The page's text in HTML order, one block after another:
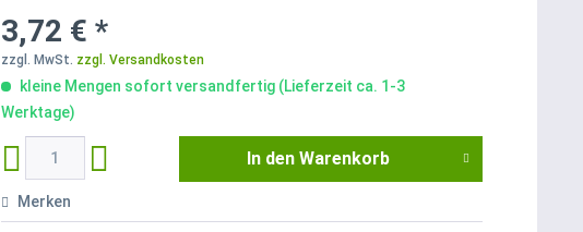
3,72 € *
zzgl. MwSt. zzgl. Versandkosten
kleine Mengen sofort versandfertig (Lieferzeit ca. 1-3
Werktage)
In den Warenkorb
Merken